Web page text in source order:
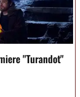
"Turandot"